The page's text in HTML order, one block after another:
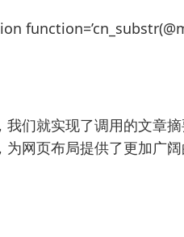
我们就实现了调用的文章
网页布局提供了更加广阔